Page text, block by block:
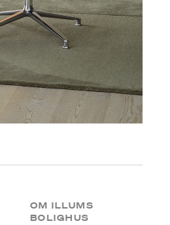
OM ILLUMS
BOLIGHUS